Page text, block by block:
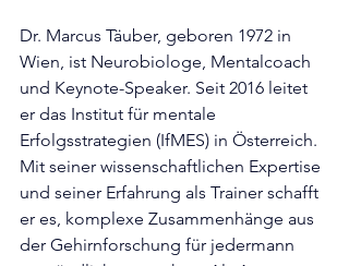
Dr. Marcus Täuber, geboren 1972 in
Wien, ist Neurobiologe, Mentalcoach
und Keynote-Speaker. Seit 2016 leitet
er das Institut für mentale
Erfolgsstrategien (IfMES) in Österreich.
Mit seiner wissenschaftlichen Expertise
und seiner Erfahrung als Trainer schafft
er es, komplexe Zusammenhänge aus
der Gehirnforschung für jedermann